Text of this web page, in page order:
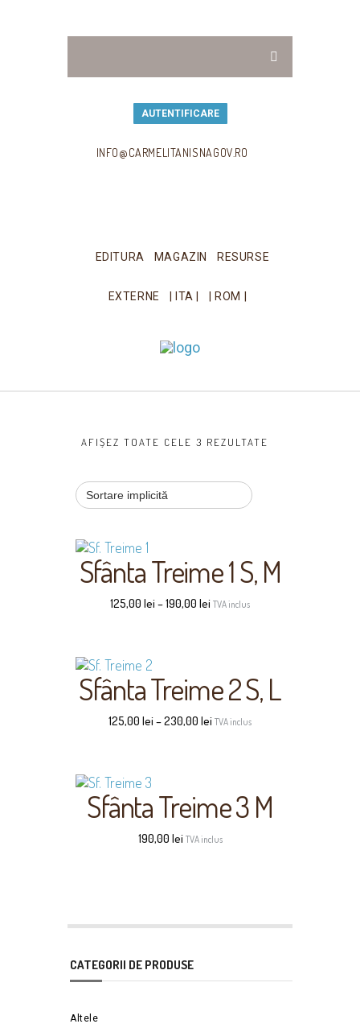
AUTENTIFICARE
INFO@CARMELITANISNAGOV.RO
EDITURA MAGAZIN RESURSE
EXTERNE | ITA | | ROM |
AFIȘEZ TOATE CELE 3 REZULTATE
Sfânta Treime 1 S, M
125,00 lei–190,00 lei TVA inclus
Sfânta Treime 2 S, L
125,00 lei–230,00 lei TVA inclus
Sfânta Treime 3 M
190,00 lei TVA inclus
CATEGORII DE PRODUSE
Altele